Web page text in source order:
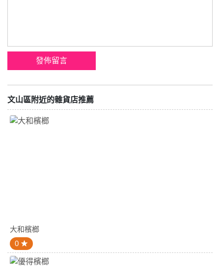
文山區附近的雜貨店推薦
大和檳榔
0